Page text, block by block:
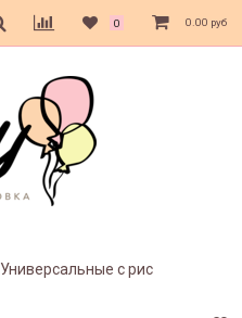
0 0.00 руб
Универсальные с рис